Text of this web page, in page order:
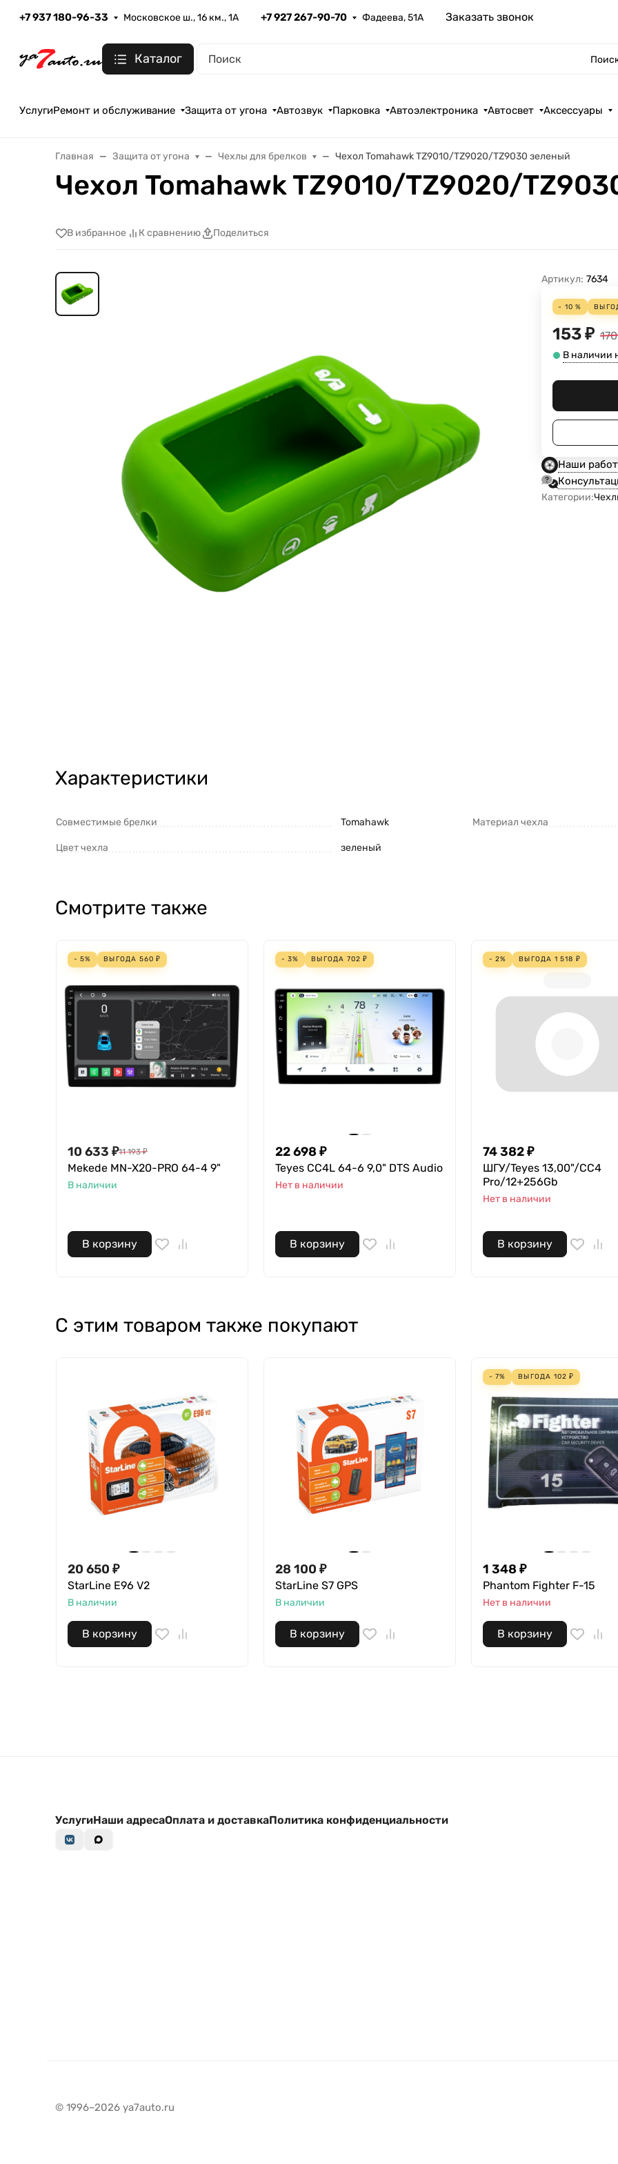
+7 937 180-96-33 Московское ш., 16 км., 1А +7 927 267-90-70 Фадеева, 51А Заказать звонок
Каталог
УслугиРемонт и обслуживание Защита от угона Автозвук Парковка Автоэлектроника Автосвет Аксессуары
Главная Защита от угона Чехлы для брелков Чехол Tomahawk TZ9010/TZ9020/TZ9030 зеленый
Чехол Tomahawk TZ9010/TZ9020/
В избранное К сравнению Поделиться
Артикул: 7634
- 10 %
153₽ 170
В наличии
Наши
Категории:
Характеристики
Совместимые брелки Tomahawk
Цвет чехла зеленый
Материал чехла
Смотрите также
- 5% ВЫГОДА 560 ₽
10 633 ₽11 193 ₽
Mekede MN-X20-PRO 64-4 9"
В наличии
В корзину
- 3% ВЫГОДА 702 ₽
22 698 ₽
Teyes CC4L 64-6 9,0" DTS Audio
Нет в наличии
В корзину
- 2% ВЫГОДА 1 518 ₽
74 382₽
ШГУ/Teyes 13,00"/CC4
Pro/12+256Gb
Нет в наличии
В корзину
С этим товаром также покупают
20 650 ₽
StarLine E96 V2
В наличии
В корзину
28 100 ₽
StarLine S7 GPS
В наличии
В корзину
- 7% ВЫГОДА 102 ₽
1 348 ₽
Phantom Fighter F-15
Нет в наличии
В корзину
УслугиНаши адресаОплата и доставкаПолитика конфиденциальности
© 1996–2026 ya7auto.ru